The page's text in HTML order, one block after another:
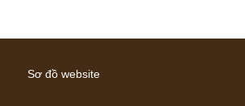
Sơ đồ website